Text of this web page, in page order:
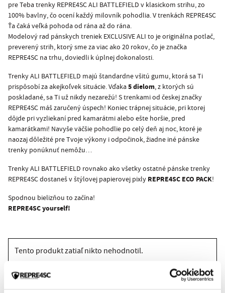
pre Teba trenky REPRE4SC ALI BATTLEFIELD v klasickom strihu, zo
100% bavlny, čo ocení každý milovník pohodlia. V trenkách REPRE4SC
Ťa čaká veľká pohoda od rána až do rána.
Modelový rad pánskych treniek EXCLUSIVE ALI to je originálna potlač,
preverený strih, ktorý sme za viac ako 20 rokov, čo je značka
REPRE4SC na trhu, doviedli k úplnej dokonalosti.
Trenky ALI BATTLEFIELD majú štandardne všitú gumu, ktorá sa Ti
prispôsobí za akejkoľvek situácie. Vďaka5 dielom, z ktorých sú
poskladané, sa Ti už nikdy nezarežú! S trenkami od českej značky
REPRE4SC máš zaručený úspech! Koniec trápnej situácie, pri ktorej
dôjde pri vyzliekaní pred kamarátmi alebo ešte horšie, pred
kamarátkami! Navyše väčšie pohodlie po celý deň aj noc, ktoré je
naozaj dôležité pre Tvoje výkony i odpočinok, žiadne iné pánske
trenky ponúknuť nemôžu…
Trenky ALI BATTLEFIELD rovnako ako všetky ostatné pánske trenky
REPRE4SC dostaneš v štýlovej papierovej pixly REPRE4SC ECO PACK!
Spodnou bielizňou to začína!
REPRE4SC yourself!
Tento produkt zatiaľ nikto nehodnotil.
Pre pridanie recenzie je nutné sa prihlásiť.